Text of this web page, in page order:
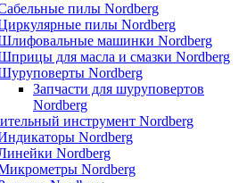
пилы Nordberg
пилы Nordberg
машинки Nordberg
для масла и смазки Nordberg
Nordberg
Запчасти для шуруповертов
Nordberg
инструмент Nordberg
Nordberg
Nordberg
Nordberg